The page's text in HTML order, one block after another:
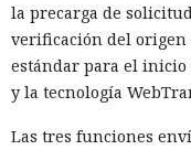
la precarga de
verificación del
estándar para el inicio
y la tecnología
Las tres funciones